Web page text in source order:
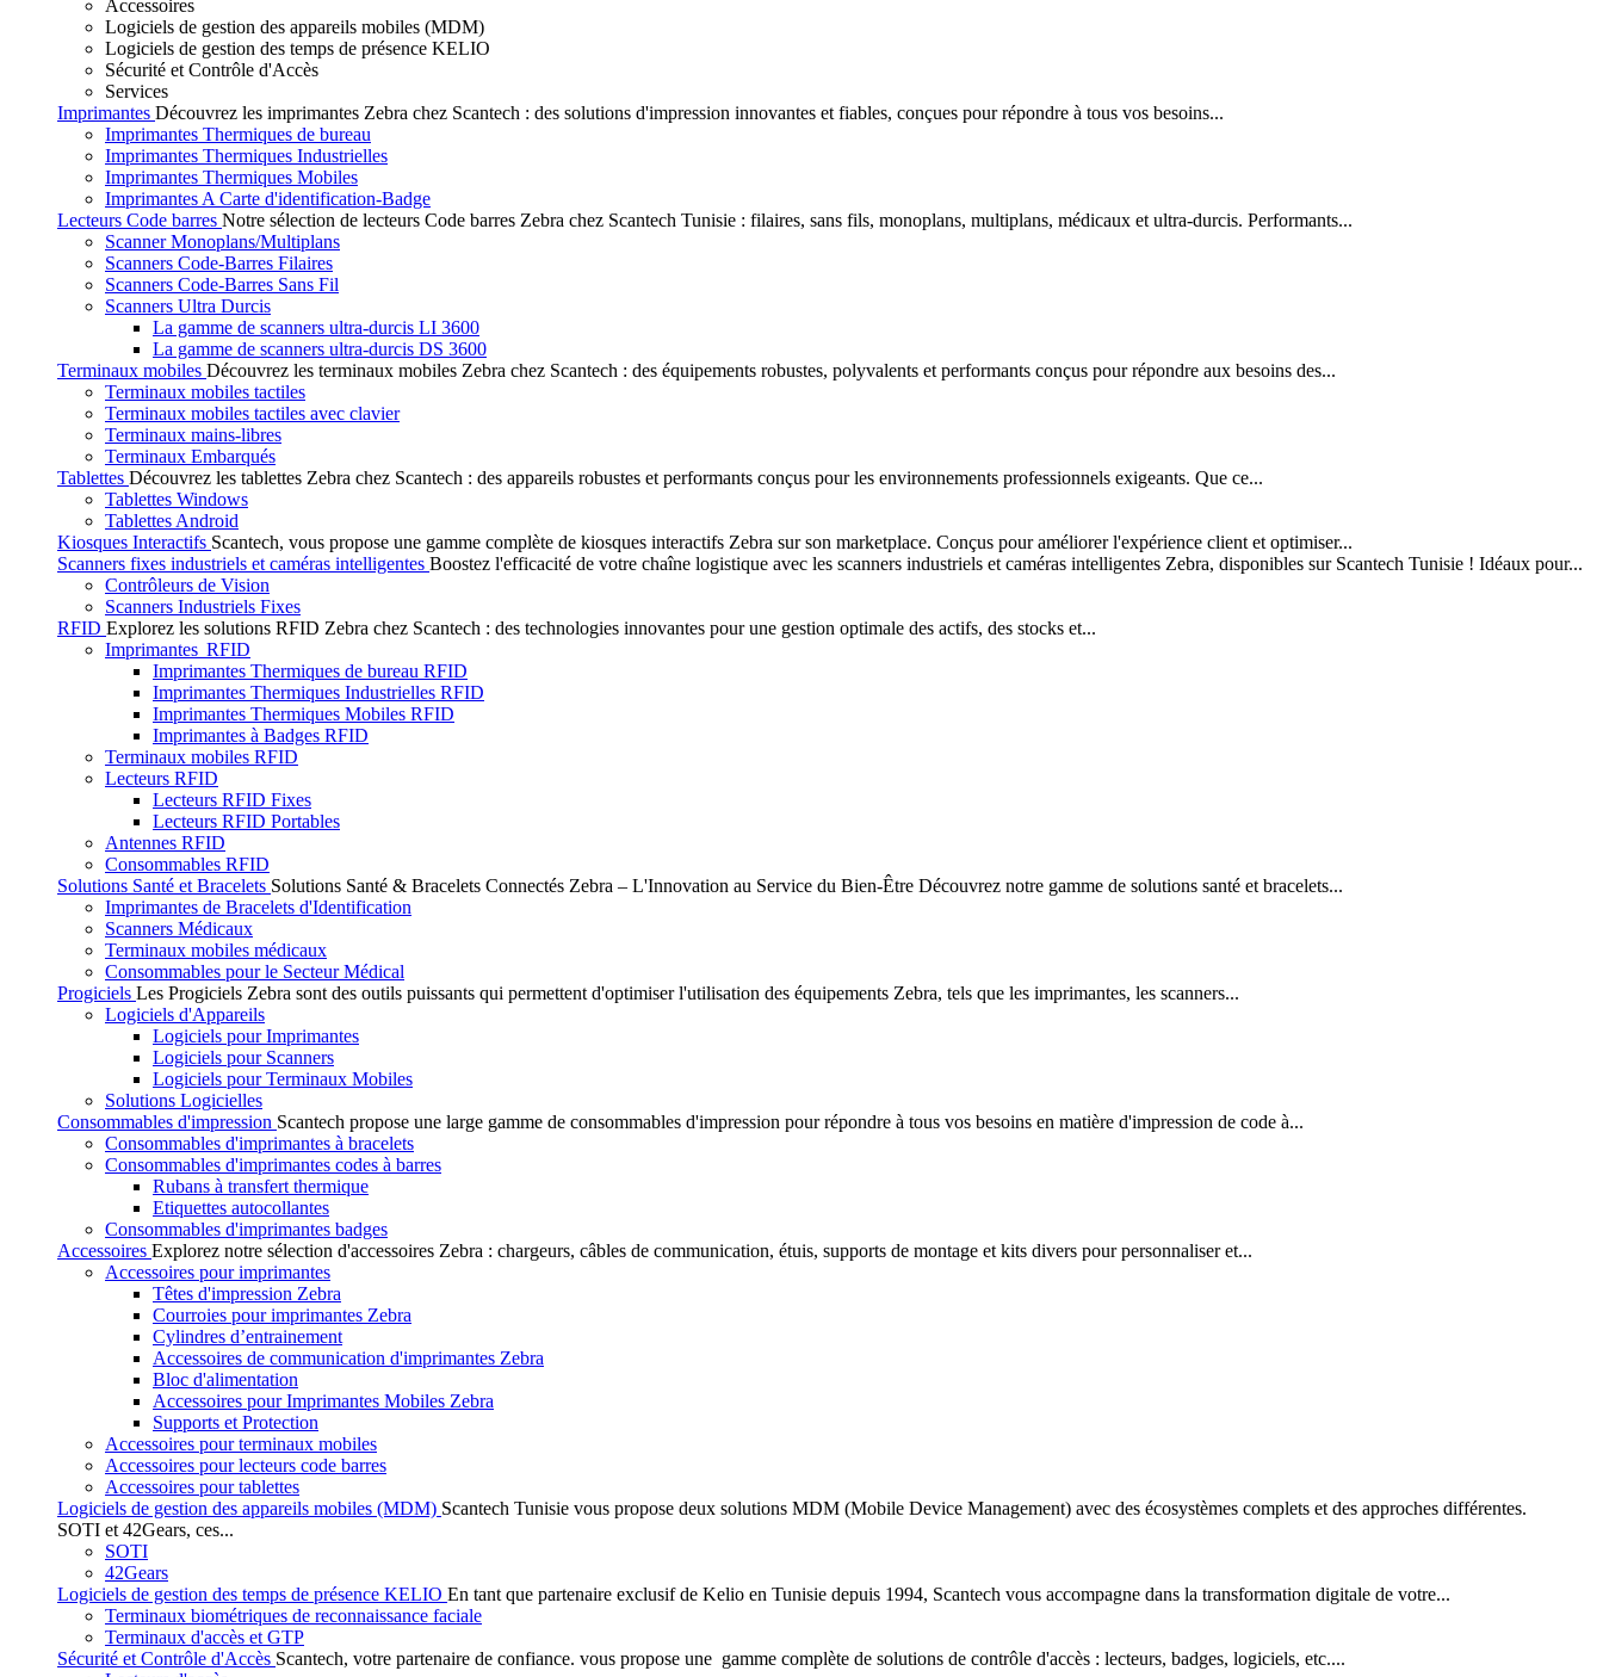
Accessoires
Logiciels de gestion des appareils mobiles (MDM)
Logiciels de gestion des temps de présence KELIO
Sécurité et Contrôle d'Accès
Services
Imprimantes Découvrez les imprimantes Zebra chez Scantech : des solutions d'impression innovantes et fiables, conçues pour répondre à tous vos besoins...
Imprimantes Thermiques de bureau
Imprimantes Thermiques Industrielles
Imprimantes Thermiques Mobiles
Imprimantes A Carte d'identification-Badge
Lecteurs Code barres Notre sélection de lecteurs Code barres Zebra chez Scantech Tunisie : filaires, sans fils, monoplans, multiplans, médicaux et ultra-durcis. Performants...
Scanner Monoplans/Multiplans
Scanners Code-Barres Filaires
Scanners Code-Barres Sans Fil
Scanners Ultra Durcis
La gamme de scanners ultra-durcis LI 3600
La gamme de scanners ultra-durcis DS 3600
Terminaux mobiles Découvrez les terminaux mobiles Zebra chez Scantech : des équipements robustes, polyvalents et performants conçus pour répondre aux besoins des...
Terminaux mobiles tactiles
Terminaux mobiles tactiles avec clavier
Terminaux mains-libres
Terminaux Embarqués
Tablettes Découvrez les tablettes Zebra chez Scantech : des appareils robustes et performants conçus pour les environnements professionnels exigeants. Que ce...
Tablettes Windows
Tablettes Android
Kiosques Interactifs Scantech, vous propose une gamme complète de kiosques interactifs Zebra sur son marketplace. Conçus pour améliorer l'expérience client et optimiser...
Scanners fixes industriels et caméras intelligentes Boostez l'efficacité de votre chaîne logistique avec les scanners industriels et caméras intelligentes Zebra, disponibles sur Scantech Tunisie ! Idéaux pour...
Contrôleurs de Vision
Scanners Industriels Fixes
RFID Explorez les solutions RFID Zebra chez Scantech : des technologies innovantes pour une gestion optimale des actifs, des stocks et...
Imprimantes RFID
Imprimantes Thermiques de bureau RFID
Imprimantes Thermiques Industrielles RFID
Imprimantes Thermiques Mobiles RFID
Imprimantes à Badges RFID
Terminaux mobiles RFID
Lecteurs RFID
Lecteurs RFID Fixes
Lecteurs RFID Portables
Antennes RFID
Consommables RFID
Solutions Santé et Bracelets Solutions Santé & Bracelets Connectés Zebra – L'Innovation au Service du Bien-Être Découvrez notre gamme de solutions santé et bracelets...
Imprimantes de Bracelets d'Identification
Scanners Médicaux
Terminaux mobiles médicaux
Consommables pour le Secteur Médical
Progiciels Les Progiciels Zebra sont des outils puissants qui permettent d'optimiser l'utilisation des équipements Zebra, tels que les imprimantes, les scanners...
Logiciels d'Appareils
Logiciels pour Imprimantes
Logiciels pour Scanners
Logiciels pour Terminaux Mobiles
Solutions Logicielles
Consommables d'impression Scantech propose une large gamme de consommables d'impression pour répondre à tous vos besoins en matière d'impression de code à...
Consommables d'imprimantes à bracelets
Consommables d'imprimantes codes à barres
Rubans à transfert thermique
Etiquettes autocollantes
Consommables d'imprimantes badges
Accessoires Explorez notre sélection d'accessoires Zebra : chargeurs, câbles de communication, étuis, supports de montage et kits divers pour personnaliser et...
Accessoires pour imprimantes
Têtes d'impression Zebra
Courroies pour imprimantes Zebra
Cylindres d’entrainement
Accessoires de communication d'imprimantes Zebra
Bloc d'alimentation
Accessoires pour Imprimantes Mobiles Zebra
Supports et Protection
Accessoires pour terminaux mobiles
Accessoires pour lecteurs code barres
Accessoires pour tablettes
Logiciels de gestion des appareils mobiles (MDM) Scantech Tunisie vous propose deux solutions MDM (Mobile Device Management) avec des écosystèmes complets et des approches différentes.
SOTI et 42Gears, ces...
SOTI
42Gears
Logiciels de gestion des temps de présence KELIO En tant que partenaire exclusif de Kelio en Tunisie depuis 1994, Scantech vous accompagne dans la transformation digitale de votre...
Terminaux biométriques de reconnaissance faciale
Terminaux d'accès et GTP
Sécurité et Contrôle d'Accès Scantech, votre partenaire de confiance. vous propose une gamme complète de solutions de contrôle d'accès : lecteurs, badges, logiciels, etc....